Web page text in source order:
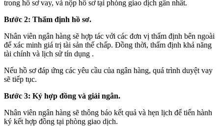
trong hồ sơ vay, và nộp hồ sơ tại phòng giao dịch gần nhất.
Bước 2: Thẩm định hồ sơ.
Nhân viên ngân hàng sẽ hợp tác với các đơn vị thẩm định bên ngoài
để xác minh giá trị tài sản thế chấp. Đồng thời, thẩm định khả năng
tài chính và lịch sử tín dụng .
Nếu hồ sơ đáp ứng các yêu cầu của ngân hàng, quá trình duyệt vay
sẽ tiếp tục.
Bước 3: Ký hợp đồng và giải ngân.
Nhân viên ngân hàng sẽ thông báo kết quả và hẹn lịch để tiến hành
ký kết hợp đồng tại phòng giao dịch.